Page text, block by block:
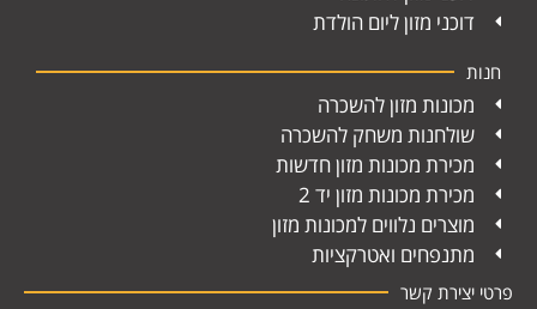
דוכני מזון ליום הולדת
חנות
מכונות מזון להשכרה
שולחנות משחק להשכרה
מכירת מכונות מזון חדשות
מכירת מכונות מזון יד 2
מוצרים נלווים למכונות מזון
מתנפחים ואטרקציות
פרטי יצירת קשר